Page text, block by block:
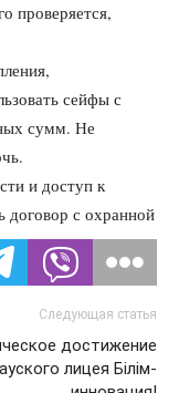
проверяется,
сейфы с
сумм. Не
и доступ к
договор с охранной
Следующая статья
достижение
лицея Білім-